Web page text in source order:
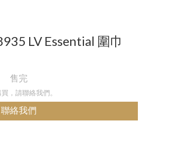
LV Essential 圍巾
售完
，請聯絡我們。
聯絡我們